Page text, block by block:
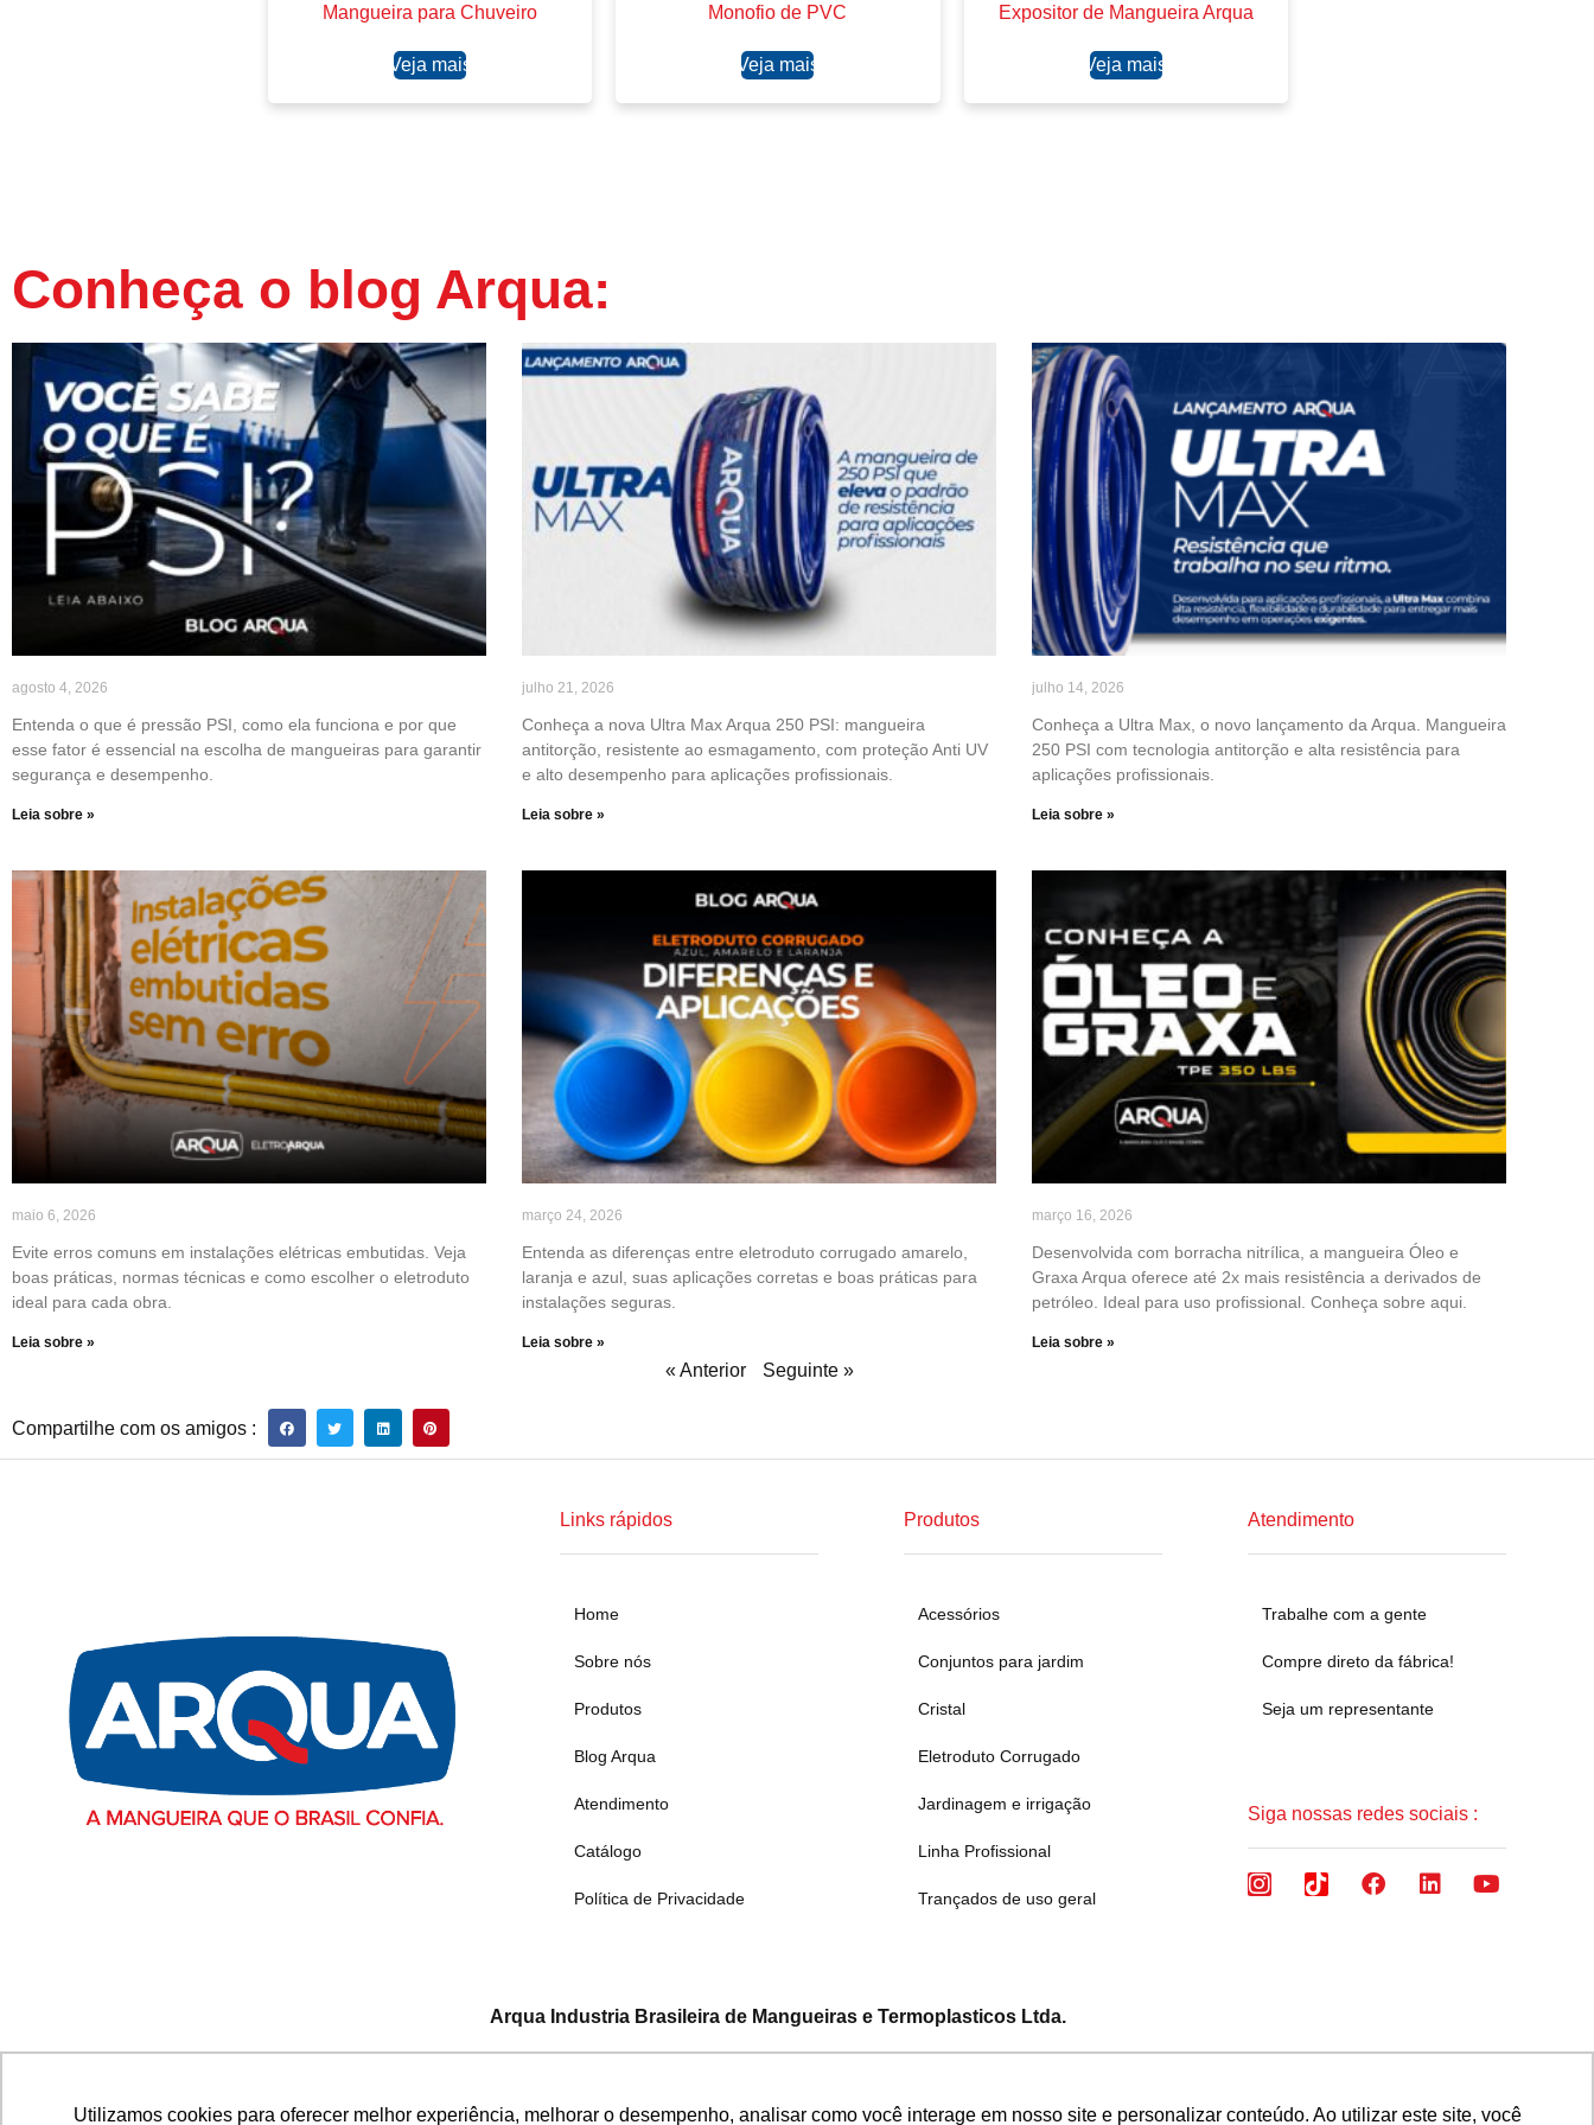
Utilizamos cookies para oferecer melhor experiência, melhorar o desempenho, analisar como você interage em nosso site e personalizar conteúdo. Ao utilizar este site, você
Mangueira para Chuveiro
Ler mais
Monofio de PVC
Ler mais
Expositor de Mangueira Arqua
Ler mais
Conheça o blog Arqua:
agosto 4, 2026
Entenda o que é pressão PSI, como ela funciona e por que
esse fator é essencial na escolha de mangueiras para garantir
segurança e desempenho.
Leia sobre »
julho 21, 2026
Conheça a nova Ultra Max Arqua 250 PSI: mangueira
antitorção, resistente ao esmagamento, com proteção Anti UV
e alto desempenho para aplicações profissionais.
Leia sobre »
julho 14, 2026
Conheça a Ultra Max, o novo lançamento da Arqua. Mangueira
250 PSI com tecnologia antitorção e alta resistência para
aplicações profissionais.
Leia sobre »
maio 6, 2026
Evite erros comuns em instalações elétricas embutidas. Veja
boas práticas, normas técnicas e como escolher o eletroduto
ideal para cada obra.
Leia sobre »
março 24, 2026
Entenda as diferenças entre eletroduto corrugado amarelo,
laranja e azul, suas aplicações corretas e boas práticas para
instalações seguras.
Leia sobre »
março 16, 2026
Desenvolvida com borracha nitrílica, a mangueira Óleo e
Graxa Arqua oferece até 2x mais resistência a derivados de
petróleo. Ideal para uso profissional. Conheça sobre aqui.
Leia sobre »
« Anterior Seguinte »
Compartilhe com os amigos :
Links rápidos
Home
Sobre nós
Produtos
Blog Arqua
Atendimento
Catálogo
Política de Privacidade
Produtos
Acessórios
Conjuntos para jardim
Cristal
Eletroduto Corrugado
Jardinagem e irrigação
Linha Profissional
Trançados de uso geral
Atendimento
Trabalhe com a gente
Compre direto da fábrica!
Seja um representante
Siga nossas redes sociais :
Arqua Industria Brasileira de Mangueiras e Termoplasticos Ltda.
Avenida Fausto Ribeiro da Silva, 1555 – Bairro Bandeirinhas – Betim – Minas Gerais – Brasil CEP 32657-375